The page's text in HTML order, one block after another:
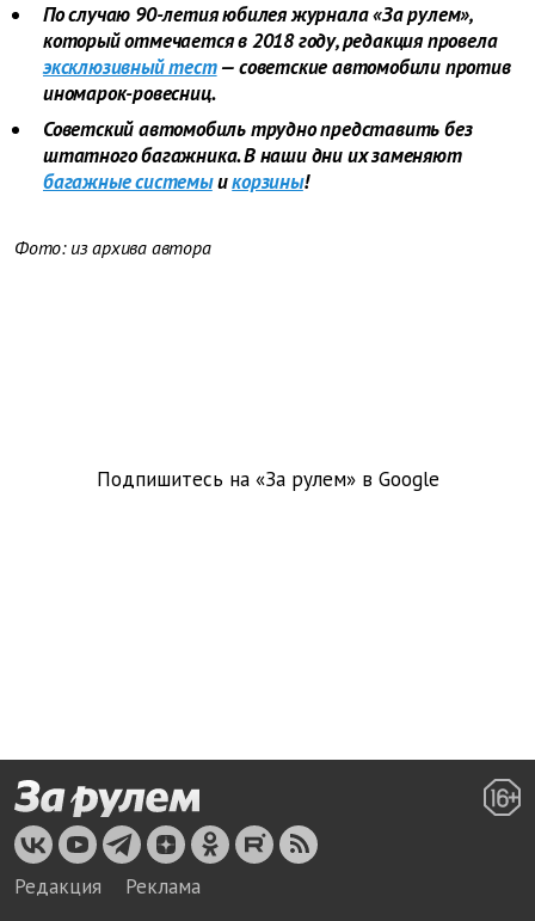
По случаю 90-летия юбилея журнала «За рулем»,
который отмечается в 2018 году, редакция провела
эксклюзивный тест— советские автомобили против
иномарок-ровесниц.
Советский автомобиль трудно представить без
штатного багажника. В наши дни их заменяют
багажные системыикорзины!
Фото: из архива автора
Подпишитесь на «За рулем» в Google
Редакция
Реклама